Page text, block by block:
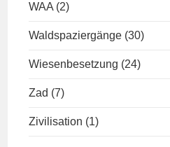
WAA (2)
Waldspaziergänge (30)
Wiesenbesetzung (24)
Zad (7)
Zivilisation (1)